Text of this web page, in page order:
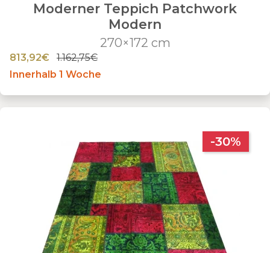
Moderner Teppich Patchwork
Modern
270×172 cm
813,92€
1.162,75€
Innerhalb 1 Woche
-30%